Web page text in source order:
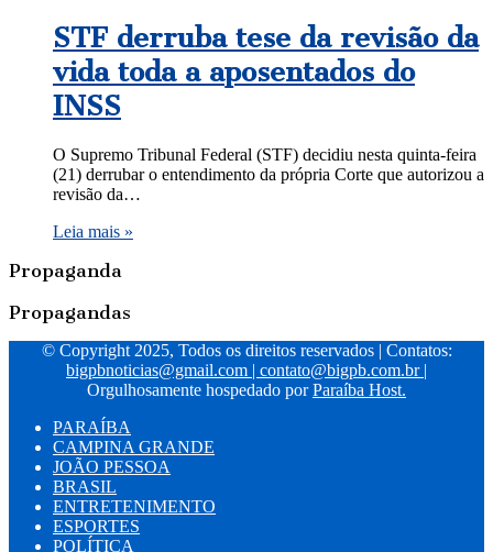
STF derruba tese da revisão da
vida toda a aposentados do
INSS
O Supremo Tribunal Federal (STF) decidiu nesta quinta-feira
(21) derrubar o entendimento da própria Corte que autorizou a
revisão da…
Leia mais »
Propaganda
Propagandas
© Copyright 2025, Todos os direitos reservados | Contatos:
bigpbnoticias@gmail.com | contato@bigpb.com.br |
Orgulhosamente hospedado porParaíba Host.
PARAÍBA
CAMPINA GRANDE
JOÃO PESSOA
BRASIL
ENTRETENIMENTO
ESPORTES
POLÍTICA